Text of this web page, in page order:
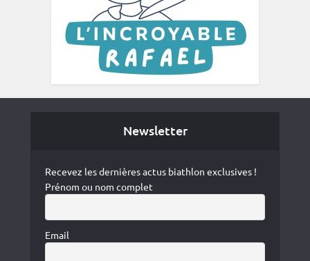
Newsletter
Recevez les dernières actus biathlon exclusives !
Prénom ou nom complet
Email